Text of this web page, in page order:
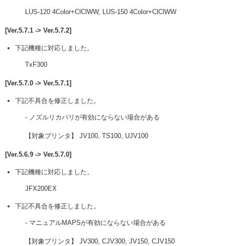
LUS-120 4Color+ClClWW, LUS-150 4Color+ClClWW
[Ver.5.7.1 -> Ver.5.7.2]
下記機種に対応しました。
TxF300
[Ver.5.7.0 -> Ver.5.7.1]
下記不具合を修正しました。
- ノズルリカバリが有効にならない場合がある
【対象プリンタ】 JV100, TS100, UJV100
[Ver.5.6.9 -> Ver.5.7.0]
下記機種に対応しました。
JFX200EX
下記不具合を修正しました。
- マニュアルMAPSが有効にならない場合がある
【対象プリンタ】 JV300, CJV300, JV150, CJV150